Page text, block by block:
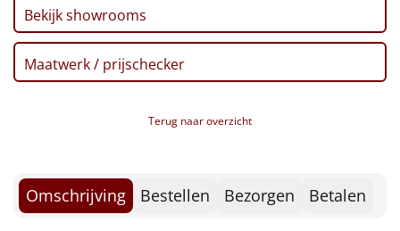
Wake up light
NIEUW
Borrelplank
Noodradio NIEUW
Bekijk showrooms
Maatwerk / prijschecker
Terug naar overzicht
Omschrijving Bestellen Bezorgen Betalen